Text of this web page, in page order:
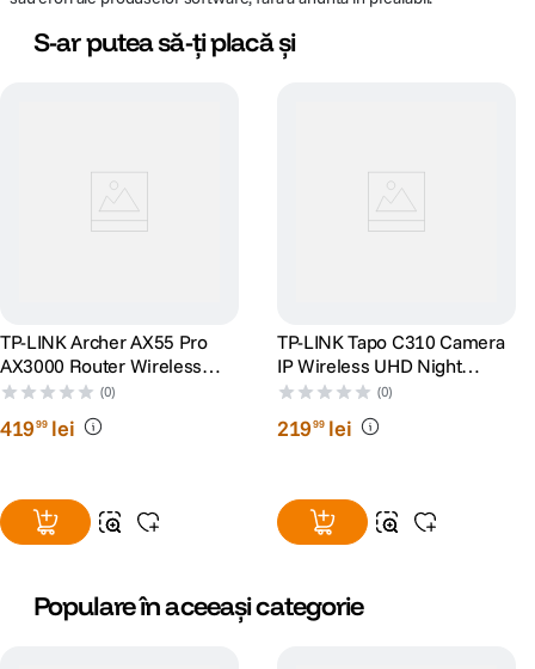
S-ar putea să-ți placă și
TP-LINK Archer AX55 Pro
AX3000 Router Wireless
Gigabit Wi-Fi 6 Dual-Band
574+2402 Mbps Negru
(0)
41999 lei
TP-LINK Tapo C310 Camera
IP Wireless UHD Night
Vision Alb
(0)
21999 lei
Populare în aceeași categorie